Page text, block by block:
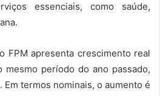
essenciais, como saúde,
FPM apresenta crescimento real
mesmo período do ano passado,
termos nominais, o aumento é